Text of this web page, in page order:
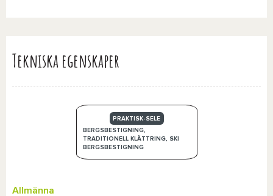
Tekniska egenskaper
PRAKTISK-SELE
BERGSBESTIGNING,
TRADITIONELL KLÄTTRING, SKI
BERGSBESTIGNING
Allmänna